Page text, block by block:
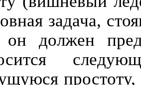
задача,
должен
простоту,